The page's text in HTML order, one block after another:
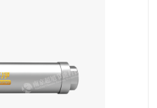
CPMR商用防垢器/家用防